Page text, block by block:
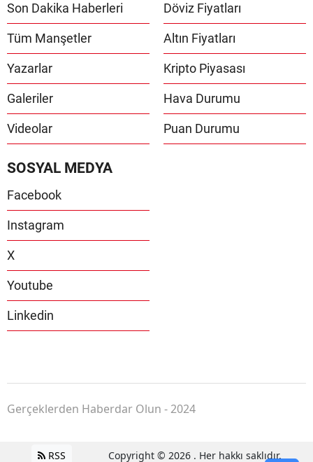
Son Dakika Haberleri
Tüm Manşetler
Yazarlar
Galeriler
Videolar
Döviz Fiyatları
Altın Fiyatları
Kripto Piyasası
Hava Durumu
Puan Durumu
SOSYAL MEDYA
Facebook
Instagram
X
Youtube
Linkedin
Gerçeklerden Haberdar Olun - 2024
RSS Copyright © 2026 . Her hakkı saklıdır.